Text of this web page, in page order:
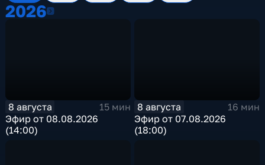
20262026
8 августа
15 мин
Эфир от 08.08.2026
(14:00)
8 августа
16 мин
Эфир от 07.08.2026
(18:00)